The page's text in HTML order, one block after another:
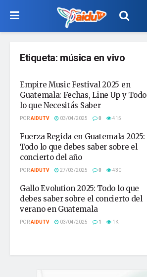
Etiqueta: música en vivo
Empire Music Festival 2025 en
Guatemala: Fechas, Line Up y Todo
lo que Necesitás Saber
PORAIDUTV 03/04/2025 0 415
Fuerza Regida en Guatemala 2025:
Todo lo que debes saber sobre el
concierto del año
PORAIDUTV 27/03/2025 0 430
Gallo Evolution 2025: Todo lo que
debes saber sobre el concierto del
verano en Guatemala
PORAIDUTV 03/04/2025 1 1K